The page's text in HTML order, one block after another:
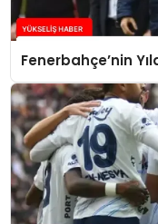
Fenerbahçe’nin